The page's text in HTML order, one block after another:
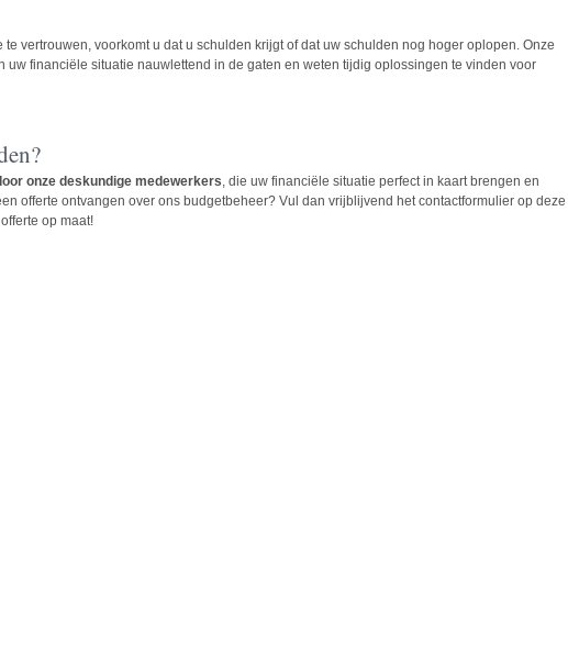
vertrouwen, voorkomt u dat u schulden krijgt of dat uw schulden nog hoger oplopen. Onze
uw financiële situatie nauwlettend in de gaten en weten tijdig oplossingen te vinden voor
onze deskundige medewerkers, die uw financiële situatie perfect in kaart brengen en
offerte ontvangen over ons budgetbeheer? Vul dan vrijblijvend het contactformulier op deze
op maat!